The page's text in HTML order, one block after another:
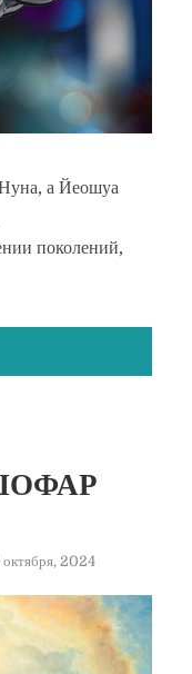
а Йеошуа
поколений,
2024